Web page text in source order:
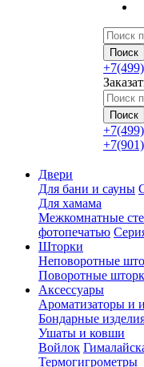
Двери
Для бани и сауны
Для хамама
Межкомнатные
фотопечатью
Шторки
Неповоротные
Поворотные
Аксессуары
Ароматизаторы и
Бондарные
Ушаты и ковши
Войлок
Термогигрометры